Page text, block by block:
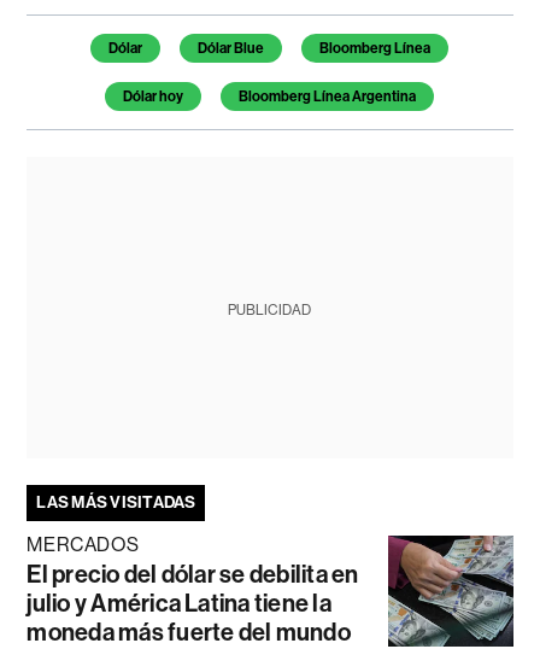
Temas de este artículo
Dólar Dólar Blue Bloomberg Línea
Dólar hoy Bloomberg Línea Argentina
PUBLICIDAD
LAS MÁS VISITADAS
MERCADOS
El precio del dólar se debilita en
julio y América Latina tiene la
moneda más fuerte del mundo